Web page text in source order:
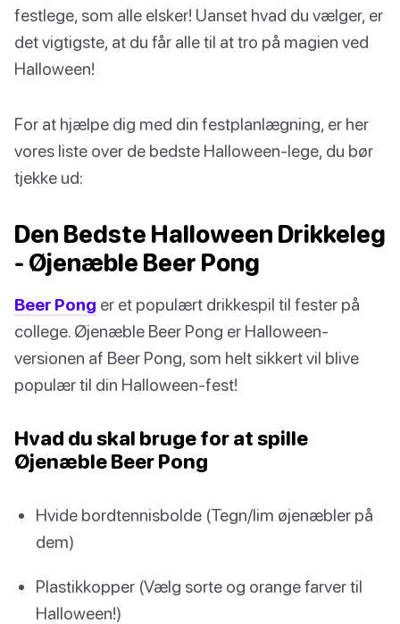
festlege, som alle elsker! Uanset hvad du vælger, er
det vigtigste, at du får alle til at tro på magien ved
Halloween!
For at hjælpe dig med din festplanlægning, er her
vores liste over de bedste Halloween-lege, du bør
tjekke ud:
Den Bedste Halloween Drikkeleg
- Øjenæble Beer Pong
Beer Pong er et populært drikkespil til fester på
college. Øjenæble Beer Pong er Halloween-
versionen af Beer Pong, som helt sikkert vil blive
populær til din Halloween-fest!
Hvad du skal bruge for at spille
Øjenæble Beer Pong
Hvide bordtennisbolde (Tegn/lim øjenæbler på
dem)
Plastikkopper (Vælg sorte og orange farver til
Halloween!)